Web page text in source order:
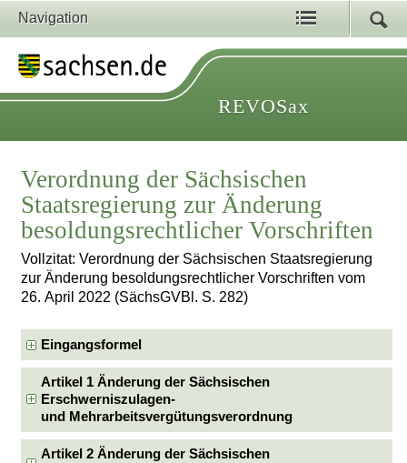
Navigation
REVOSax
Verordnung der Sächsischen
Staatsregierung zur Änderung
besoldungsrechtlicher Vorschriften
Vollzitat: Verordnung der Sächsischen Staatsregierung
zur Änderung besoldungsrechtlicher Vorschriften vom
26. April 2022 (SächsGVBl. S. 282)
Eingangsformel
Artikel 1 Änderung der Sächsischen
Erschwerniszulagen-
und Mehrarbeitsvergütungsverordnung
Artikel 2 Änderung der Sächsischen